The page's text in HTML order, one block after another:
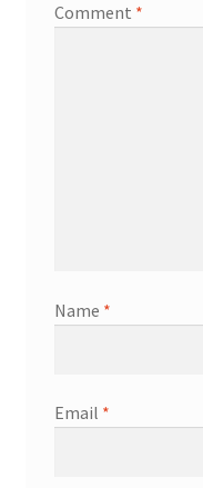
Comment *
Name *
Email *